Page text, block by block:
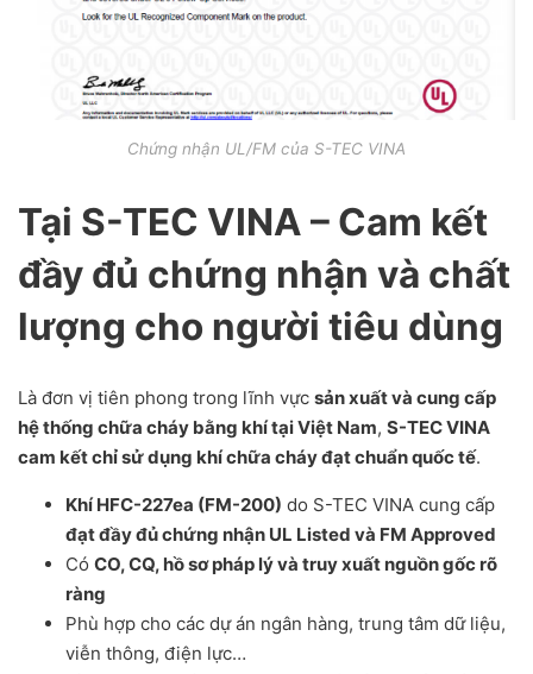
Chứng nhận UL/FM của S-TEC VINA
Tại S-TEC VINA – Cam kết
đầy đủ chứng nhận và chất
lượng cho người tiêu dùng
Là đơn vị tiên phong trong lĩnh vực sản xuất và cung cấp
hệ thống chữa cháy bằng khí tại Việt Nam, S-TEC VINA
cam kết chỉ sử dụng khí chữa cháy đạt chuẩn quốc tế.
Khí HFC-227ea (FM-200) do S-TEC VINA cung cấp
đạt đầy đủ chứng nhận UL Listed và FM Approved
Có CO, CQ, hồ sơ pháp lý và truy xuất nguồn gốc rõ
ràng
Phù hợp cho các dự án ngân hàng, trung tâm dữ liệu,
viễn thông, điện lực…